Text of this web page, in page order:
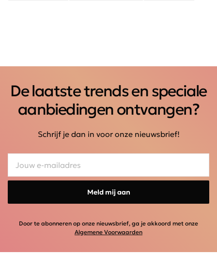
De laatste trends en speciale
aanbiedingen ontvangen?
Schrijf je dan in voor onze nieuwsbrief!
Meld mij aan
Door te abonneren op onze nieuwsbrief, ga je akkoord met onze
Algemene Voorwaarden